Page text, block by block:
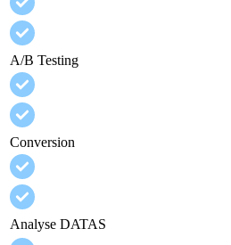
A/B Testing
Conversion
Analyse DATAS